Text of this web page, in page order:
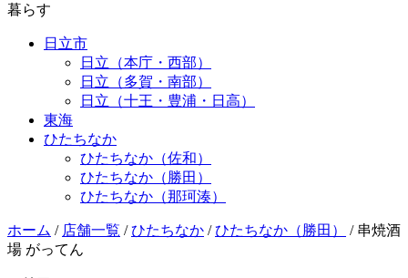
暮らす
日立市
日立（本庁・西部）
日立（多賀・南部）
日立（十王・豊浦・日高）
東海
ひたちなか
ひたちなか（佐和）
ひたちなか（勝田）
ひたちなか（那珂湊）
ホーム / 店舗一覧 /ひたちなか /ひたちなか（勝田） / 串焼酒
場 がってん